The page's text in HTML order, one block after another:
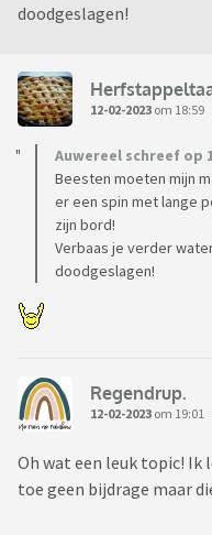
doodgeslagen!
12-02-2023 om 18:59
Auwereel schreef op
Beesten moeten mijn
er een spin met lange
zijn bord!
Verbaas je verder
doodgeslagen!
Regendrup.
12-02-2023 om 19:01
Oh wat een leuk topic! Ik
toe geen bijdrage maar